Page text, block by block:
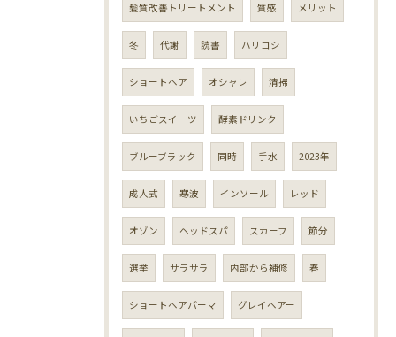
髪質改善トリートメント 質感 メリット
冬 代謝 読書 ハリコシ
ショートヘア オシャレ 清掃
いちごスイーツ 酵素ドリンク
ブルーブラック 同時 手水 2023年
成人式 寒波 インソール レッド
オゾン ヘッドスパ スカーフ 節分
選挙 サラサラ 内部から補修 春
ショートヘアパーマ グレイヘアー